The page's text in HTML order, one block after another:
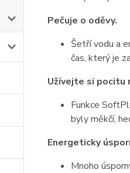
Pečuje o oděvy.
Šetří vodu a
čas, který je
Užívejte si pocitu
Funkce
byly měkčí,
Energeticky
Mnoho